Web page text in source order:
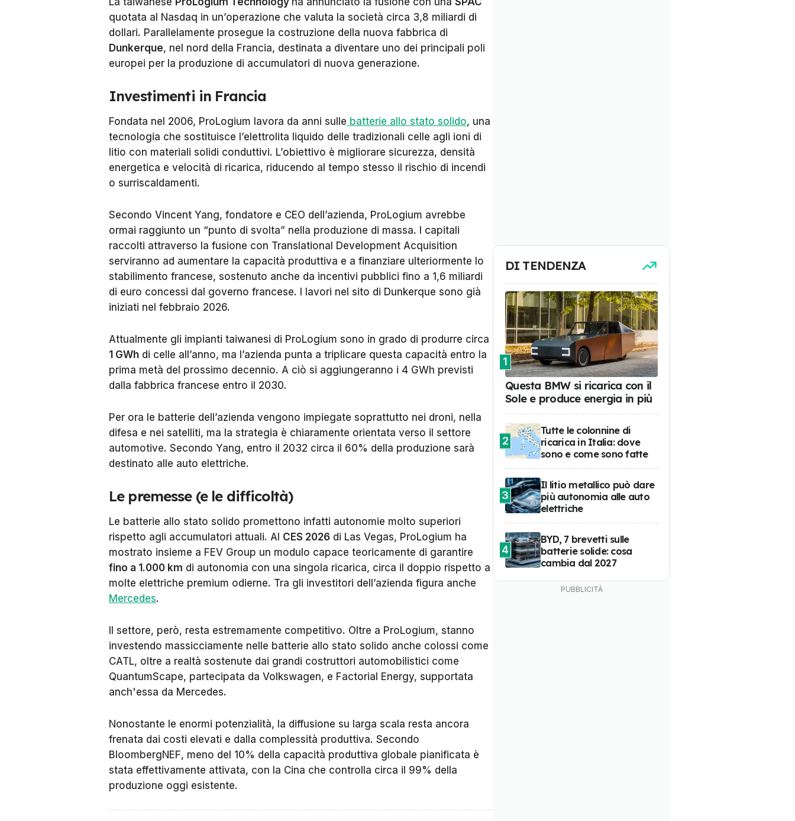
quotata al Nasdaq in un’operazione che valuta la società circa 3,8 miliardi di
dollari. Parallelamente prosegue la costruzione della nuova fabbrica di
Dunkerque, nel nord della Francia, destinata a diventare uno dei principali poli
europei per la produzione di accumulatori di nuova generazione.
Investimenti in Francia
Fondata nel 2006, ProLogium lavora da anni sulle batterie allo stato solido, una
tecnologia che sostituisce l’elettrolita liquido delle tradizionali celle agli ioni di
litio con materiali solidi conduttivi. L’obiettivo è migliorare sicurezza, densità
energetica e velocità di ricarica, riducendo al tempo stesso il rischio di incendi
o surriscaldamenti.
Secondo Vincent Yang, fondatore e CEO dell’azienda, ProLogium avrebbe
ormai raggiunto un “punto di svolta” nella produzione di massa. I capitali
raccolti attraverso la fusione con Translational Development Acquisition
serviranno ad aumentare la capacità produttiva e a finanziare ulteriormente lo
stabilimento francese, sostenuto anche da incentivi pubblici fino a 1,6 miliardi
di euro concessi dal governo francese. I lavori nel sito di Dunkerque sono già
iniziati nel febbraio 2026.
Attualmente gli impianti taiwanesi di ProLogium sono in grado di produrre circa
1 GWh di celle all’anno, ma l’azienda punta a triplicare questa capacità entro la
prima metà del prossimo decennio. A ciò si aggiungeranno i 4 GWh previsti
dalla fabbrica francese entro il 2030.
Per ora le batterie dell’azienda vengono impiegate soprattutto nei droni, nella
difesa e nei satelliti, ma la strategia è chiaramente orientata verso il settore
automotive. Secondo Yang, entro il 2032 circa il 60% della produzione sarà
destinato alle auto elettriche.
Le premesse (e le difficoltà)
Le batterie allo stato solido promettono infatti autonomie molto superiori
rispetto agli accumulatori attuali. Al CES 2026 di Las Vegas, ProLogium ha
mostrato insieme a FEV Group un modulo capace teoricamente di garantire
fino a 1.000 km di autonomia con una singola ricarica, circa il doppio rispetto a
molte elettriche premium odierne. Tra gli investitori dell’azienda figura anche
Mercedes.
Il settore, però, resta estremamente competitivo. Oltre a ProLogium, stanno
investendo massicciamente nelle batterie allo stato solido anche colossi come
CATL, oltre a realtà sostenute dai grandi costruttori automobilistici come
QuantumScape, partecipata da Volkswagen, e Factorial Energy, supportata
anch'essa da Mercedes.
Nonostante le enormi potenzialità, la diffusione su larga scala resta ancora
frenata dai costi elevati e dalla complessità produttiva. Secondo
BloombergNEF, meno del 10% della capacità produttiva globale pianificata è
stata effettivamente attivata, con la Cina che controlla circa il 99% della
produzione oggi esistente.
DI TENDENZA
1
Questa BMW si ricarica con il
Sole e produce energia in più
2
Tutte le colonnine di
ricarica in Italia: dove
sono e come sono fatte
3
Il litio metallico può dare
più autonomia alle auto
elettriche
4
BYD, 7 brevetti sulle
batterie solide: cosa
cambia dal 2027